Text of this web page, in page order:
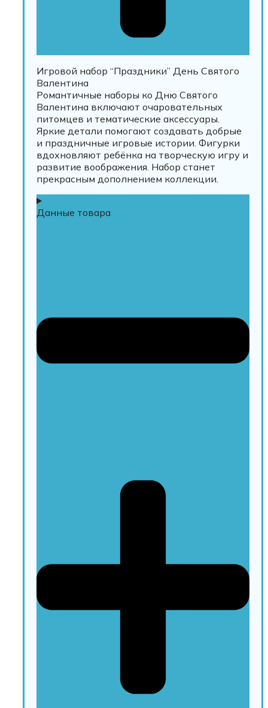
Игровой набор “Праздники” День Святого
Валентина
Романтичные наборы ко Дню Святого
Валентина включают очаровательных
питомцев и тематические аксессуары.
Яркие детали помогают создавать добрые
и праздничные игровые истории. Фигурки
вдохновляют ребёнка на творческую игру и
развитие воображения. Набор станет
прекрасным дополнением коллекции.
Данные товара